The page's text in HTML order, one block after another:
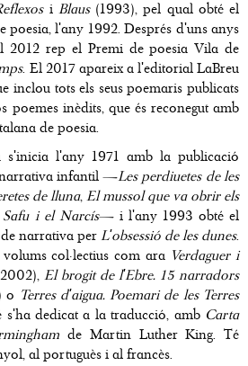
i Blaus(1993), pel qual obté el
poesia, l'any 1992. Després d'uns anys
2012 rep el Premi de poesia Vila de
. El 2017 apareix a l'editorial LaBreu
inclou tots els seus poemaris publicats
poemes inèdits, que és reconegut amb
de poesia.
l'any 1971 amb la publicació
narrativa infantil —Les perdiuetes de les
de lluna, El mussol que va obrir els
i el Narcís— i l'any 1993 obté el
narrativa per L'obsessió de les dunes.
col·lectius com ara Verdaguer i
El brogit de l'Ebre. 15 narradors
o Terres d'aigua. Poemari de les Terres
dedicat a la traducció, amb Carta
de Martin Luther King. Té
al portuguès i al francès.